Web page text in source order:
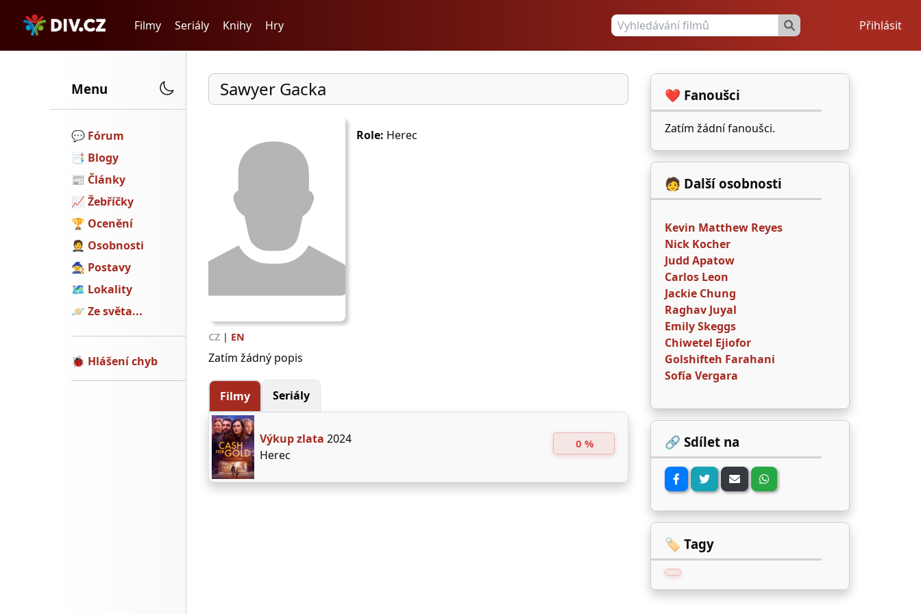
Filmy Seriály Knihy Hry Přihlásit
Menu
💬️ Fórum
📑 Blogy
📰 Články
📈 Žebříčky
🏆 Ocenění
🤵 Osobnosti
🧙 Postavy
🗺 Lokality
🪐 Ze světa...
🐞 Hlášení chyb
Sawyer Gacka
Role: Herec
CZ | EN
Zatím žádný popis
Filmy Seriály
Výkup zlata 2024
Herec
0 %
❤️ Fanoušci
Zatím žádní fanoušci.
🧑 Další osobnosti
Kevin Matthew Reyes
Nick Kocher
Judd Apatow
Carlos Leon
Jackie Chung
Raghav Juyal
Emily Skeggs
Chiwetel Ejiofor
Golshifteh Farahani
Sofía Vergara
🔗 Sdílet na
🏷️ Tagy